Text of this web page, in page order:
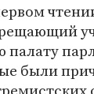
были